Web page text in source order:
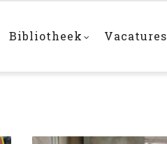
Bibliotheek Vacatures